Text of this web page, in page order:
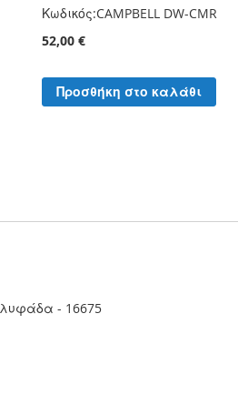
Κωδικός:CAMPBELL DW-CMR
52,00 €
Προσθήκη στο καλάθι
- 16675